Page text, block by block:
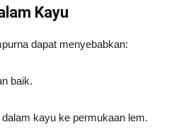
Kayu
dapat menyebabkan:
baik.
kayu ke permukaan lem.